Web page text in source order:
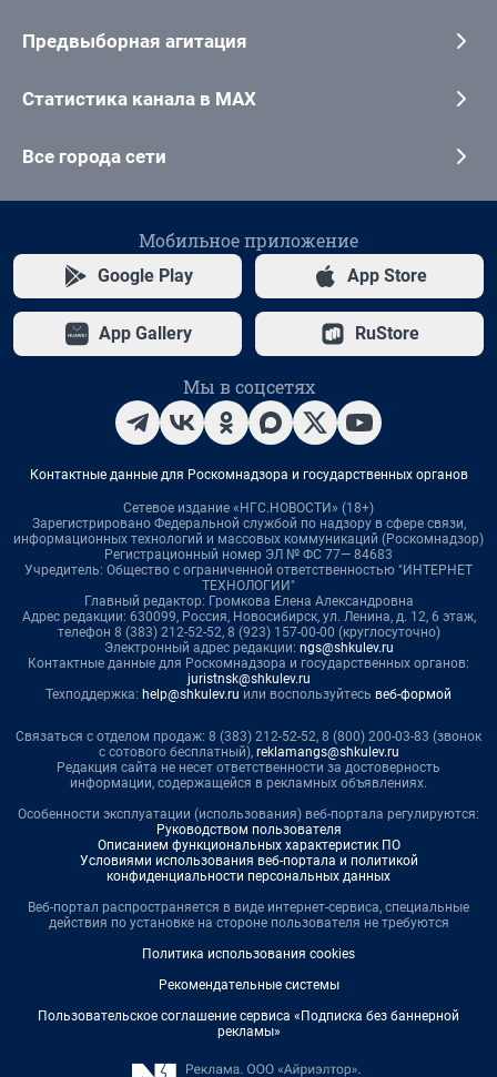
Предвыборная агитация
Статистика канала в MAX
Все города сети
Мобильное приложение
Google Play App Store
App Gallery RuStore
Мы в соцсетях
Контактные данные для Роскомнадзора и государственных органов
Сетевое издание «НГС.НОВОСТИ» (18+)
Зарегистрировано Федеральной службой по надзору в сфере связи,
информационных технологий и массовых коммуникаций (Роскомнадзор)
Регистрационный номер ЭЛ № ФС 77— 84683
Учредитель: Общество с ограниченной ответственностью "ИНТЕРНЕТ
ТЕХНОЛОГИИ"
Главный редактор: Громкова Елена Александровна
Адрес редакции: 630099, Россия, Новосибирск, ул. Ленина, д. 12, 6 этаж,
телефон 8 (383) 212-52-52, 8 (923) 157-00-00 (круглосуточно)
Электронный адрес редакции: ngs@shkulev.ru
Контактные данные для Роскомнадзора и государственных органов:
juristnsk@shkulev.ru
Техподдержка: help@shkulev.ru или воспользуйтесь веб-формой
Связаться с отделом продаж: 8 (383) 212-52-52, 8 (800) 200-03-83 (звонок
с сотового бесплатный), reklamangs@shkulev.ru
Редакция сайта не несет ответственности за достоверность
информации, содержащейся в рекламных объявлениях.
Особенности эксплуатации (использования) веб-портала регулируются:
Руководством пользователя
Описанием функциональных характеристик ПО
Условиями использования веб-портала и политикой
конфиденциальности персональных данных
Веб-портал распространяется в виде интернет-сервиса, специальные
действия по установке на стороне пользователя не требуются
Политика использования cookies
Рекомендательные системы
Пользовательское соглашение сервиса «Подписка без баннерной
рекламы»